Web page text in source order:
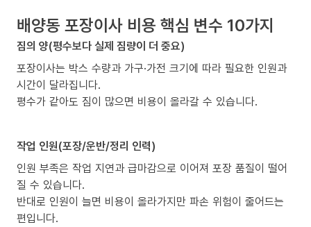
배양동 포장이사 비용 핵심 변수 10가지
짐의 양(평수보다 실제 짐량이 더 중요)
포장이사는 박스 수량과 가구·가전 크기에 따라 필요한 인원과
시간이 달라집니다.
평수가 같아도 짐이 많으면 비용이 올라갈 수 있습니다.
작업 인원(포장/운반/정리 인력)
인원 부족은 작업 지연과 급마감으로 이어져 포장 품질이 떨어
질 수 있습니다.
반대로 인원이 늘면 비용이 올라가지만 파손 위험이 줄어드는
편입니다.